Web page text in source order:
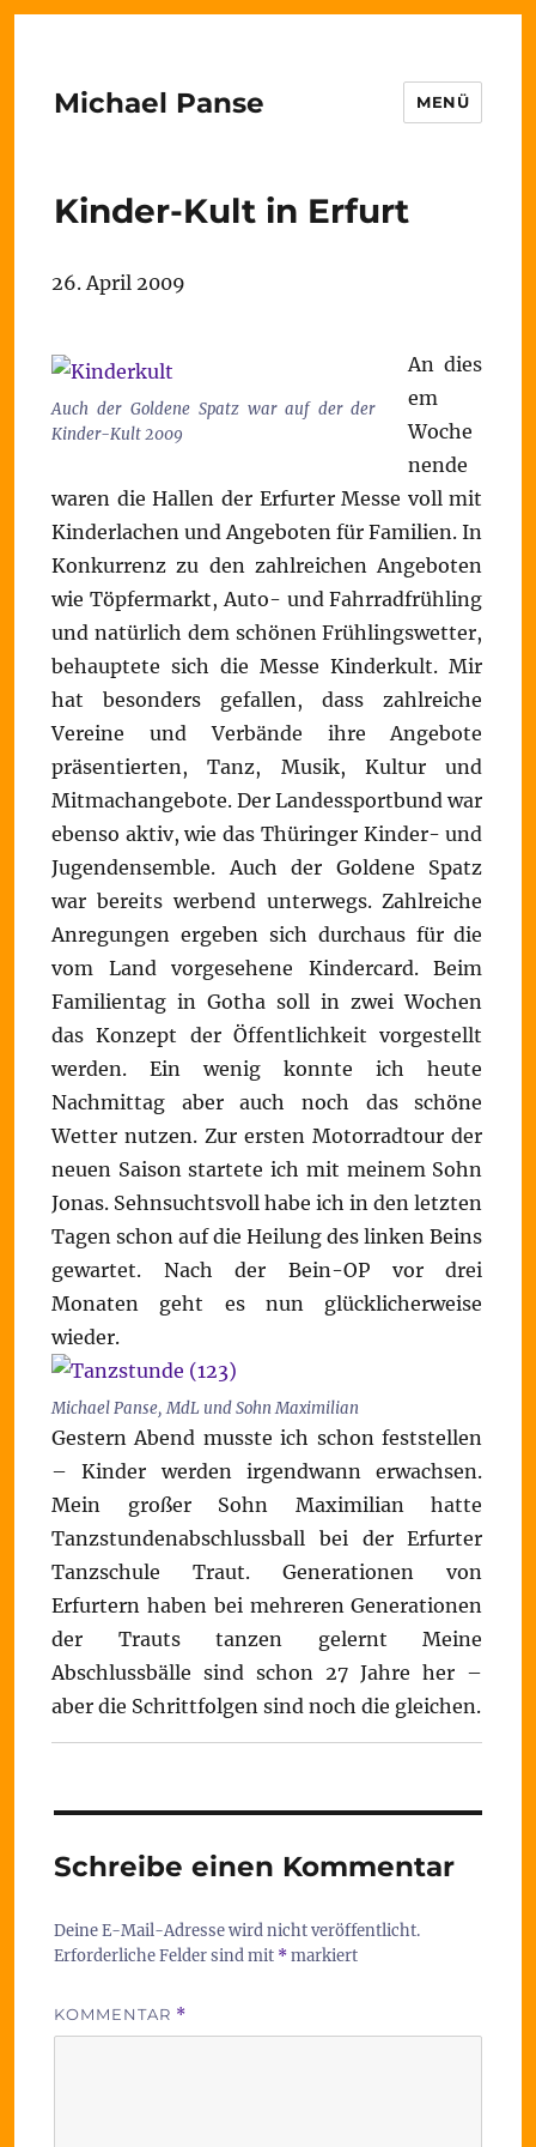
Michael Panse MENÜ
Kinder-Kult in Erfurt
26. April 2009
Auch der Goldene Spatz war auf der der
Kinder-Kult 2009
An dies
em
Woche
nende
waren die Hallen der Erfurter Messe voll mit
Kinderlachen und Angeboten für Familien. In
Konkurrenz zu den zahlreichen Angeboten
wie Töpfermarkt, Auto- und Fahrradfrühling
und natürlich dem schönen Frühlingswetter,
behauptete sich die Messe Kinderkult. Mir
hat besonders gefallen, dass zahlreiche
Vereine und Verbände ihre Angebote
präsentierten, Tanz, Musik, Kultur und
Mitmachangebote. Der Landessportbund war
ebenso aktiv, wie das Thüringer Kinder- und
Jugendensemble. Auch der Goldene Spatz
war bereits werbend unterwegs. Zahlreiche
Anregungen ergeben sich durchaus für die
vom Land vorgesehene Kindercard. Beim
Familientag in Gotha soll in zwei Wochen
das Konzept der Öffentlichkeit vorgestellt
werden. Ein wenig konnte ich heute
Nachmittag aber auch noch das schöne
Wetter nutzen. Zur ersten Motorradtour der
neuen Saison startete ich mit meinem Sohn
Jonas. Sehnsuchtsvoll habe ich in den letzten
Tagen schon auf die Heilung des linken Beins
gewartet. Nach der Bein-OP vor drei
Monaten geht es nun glücklicherweise
wieder.
Michael Panse, MdL und Sohn Maximilian
Gestern Abend musste ich schon feststellen
– Kinder werden irgendwann erwachsen.
Mein großer Sohn Maximilian hatte
Tanzstundenabschlussball bei der Erfurter
Tanzschule Traut. Generationen von
Erfurtern haben bei mehreren Generationen
der Trauts tanzen gelernt Meine
Abschlussbälle sind schon 27 Jahre her –
aber die Schrittfolgen sind noch die gleichen.
Schreibe einen Kommentar
Deine E-Mail-Adresse wird nicht veröffentlicht.
Erforderliche Felder sind mit *markiert
KOMMENTAR *